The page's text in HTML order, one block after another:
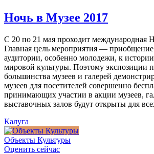
Ночь в Музее 2017
С 20 по 21 мая проходит международная
Главная цель мероприятия —
аудитории, особенно молодежи, к
мировой культуры. Поэтому экспозиции
большинства музеев и галерей
музеев для посетителей совершенно
принимающих участии в акции музеев,
выставочных залов будут открыты для
Калуга
Объекты Культуры
Оценить сейчас